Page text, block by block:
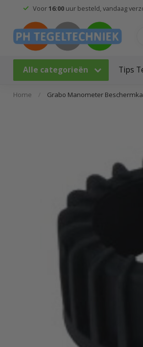
Voor16:00uur besteld, vandaag
Alle categorieën Tips
Home / Grabo Manometer